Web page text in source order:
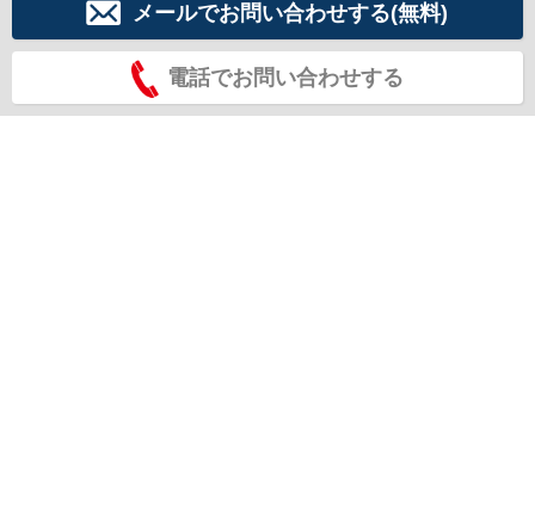
メールでお問い合わせする(無料)
電話でお問い合わせする